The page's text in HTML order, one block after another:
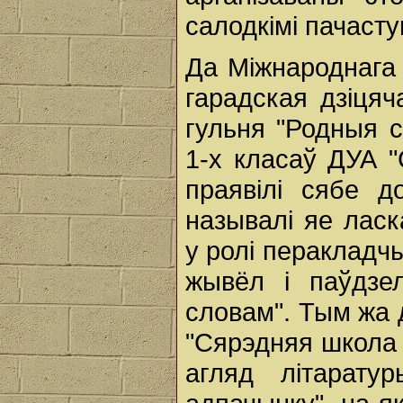
салодкімі
Да
гарадская
гульня "Родныя
1-х класаў ДУА
праявілі сябе
называлі яе
у ролі
жывёл і
словам". Тым жа
"Сярэдняя школа
агляд